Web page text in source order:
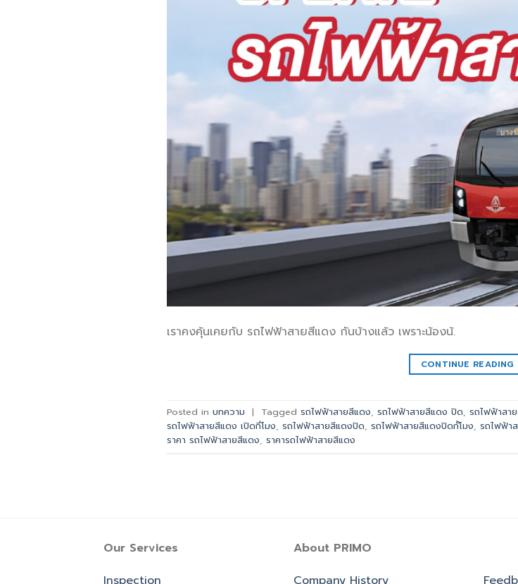
เราคงคุ้นเคยกับ รถไฟฟ้าสายสีแดง กันบ้างแล้ว เพราะน้องน้.
CONTINUE READING
Posted in บทความ | Tagged รถไฟฟ้าสายสีแดง, รถไฟฟ้าสายสีแดง ปิด, รถไฟฟ้าสา
รถไฟฟ้าสายสีแดง เปิดกี่โมง, รถไฟฟ้าสายสีแดงปิด, รถไฟฟ้าสายสีแดงปิดกั้โมง, รถไฟฟ้า
ราคา รถไฟฟ้าสายสีแดง, ราคารถไฟฟ้าสายสีแดง
Our Services
Inspection
About PRIMO
Company History